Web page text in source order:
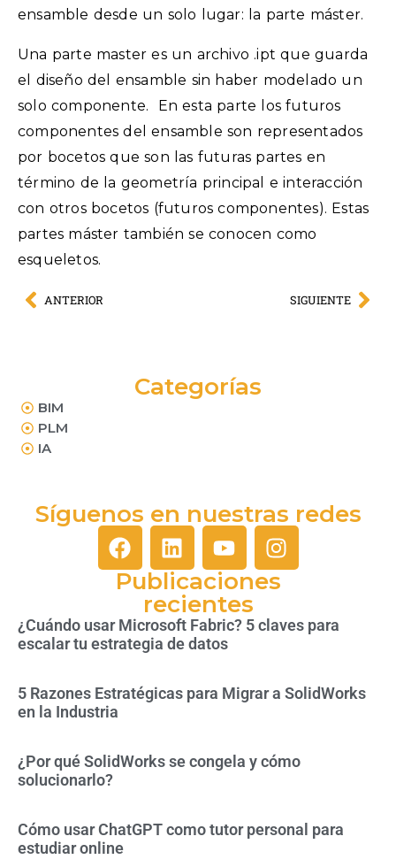
ensamble desde un solo lugar: la parte máster.
Una parte master es un archivo .ipt que guarda
el diseño del ensamble sin haber modelado un
solo componente. En esta parte los futuros
componentes del ensamble son representados
por bocetos que son las futuras partes en
término de la geometría principal e interacción
con otros bocetos (futuros componentes). Estas
partes máster también se conocen como
esqueletos.
ANTERIOR SIGUIENTE
Categorías
BIM
PLM
IA
Síguenos en nuestras redes
Publicaciones
recientes
¿Cuándo usar Microsoft Fabric? 5 claves para
escalar tu estrategia de datos
5 Razones Estratégicas para Migrar a SolidWorks
en la Industria
¿Por qué SolidWorks se congela y cómo
solucionarlo?
Cómo usar ChatGPT como tutor personal para
estudiar online